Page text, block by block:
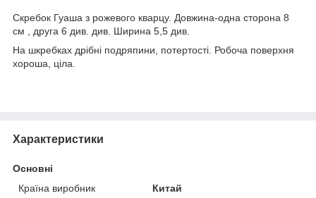
Скребок Гуаша з рожевого кварцу. Довжина-одна сторона 8
см , друга 6 див. див. Ширина 5,5 див.
На шкребках дрібні подряпини, потертості. Робоча поверхня
хороша, ціла.
Характеристики
Основні
Країна виробник
Китай